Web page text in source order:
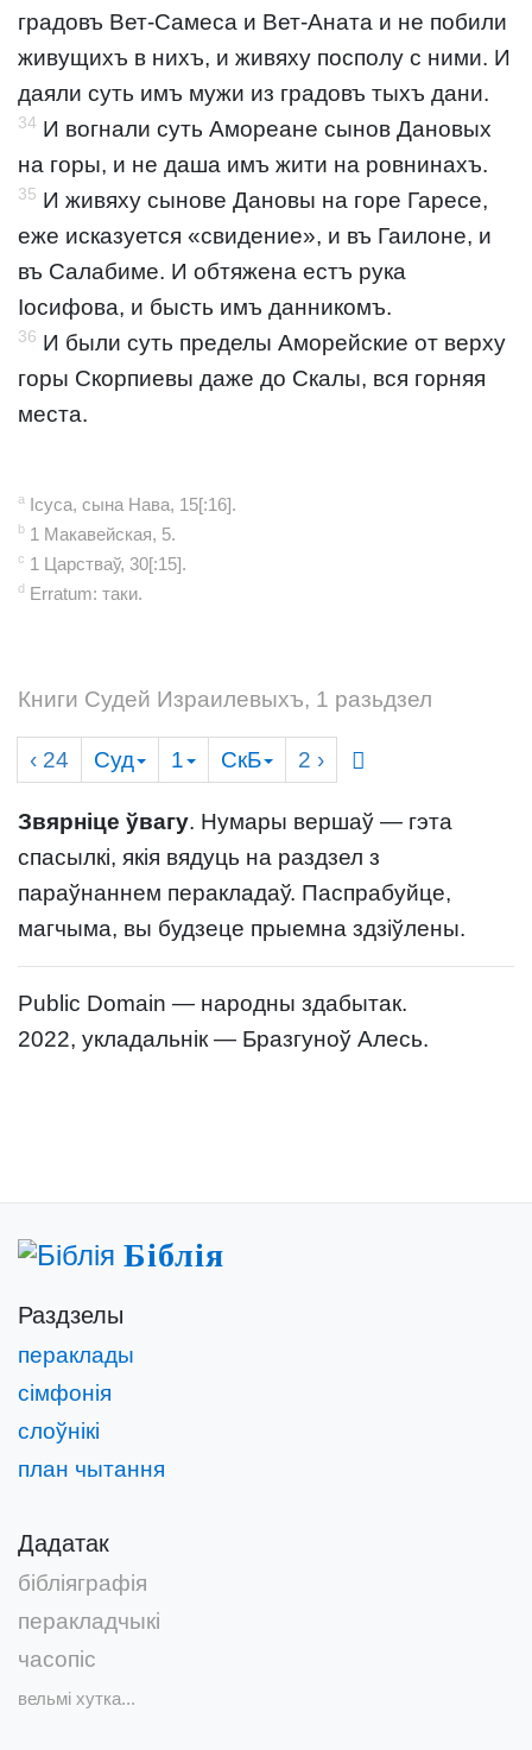
градовъ Вет-Самеса и Вет-Аната и не побили
живущихъ в нихъ, и живяху посполу с ними. И
даяли суть имъ мужи из градовъ тыхъ дани.
34 И вогнали суть Амореане сынов Дановых
на горы, и не даша имъ жити на ровнинахъ.
35 И живяху сынове Дановы на горе Гаресе,
еже исказуется «свидение», и въ Гаилоне, и
въ Салабиме. И обтяжена естъ рука
Іосифова, и бысть имъ данникомъ.
36 И были суть пределы Аморейские от верху
горы Скорпиевы даже до Скалы, вся горняя
места.
a Ісуса, сына Нава, 15[:16].
b 1 Макавейская, 5.
c 1 Царстваў, 30[:15].
d Erratum: таки.
Книги Судей Израилевыхъ, 1 разьдзел
‹ 24 Суд 1 СкБ 2 ›
Звярніце ўвагу. Нумары вершаў — гэта
спасылкі, якія вядуць на раздзел з
параўнаннем перакладаў. Паспрабуйце,
магчыма, вы будзеце прыемна здзіўлены.
Public Domain — народны здабытак.
2022, укладальнік — Бразгуноў Алесь.
Біблія
Раздзелы
пераклады
сімфонія
слоўнікі
план чытання
Дадатак
бібліяграфія
перакладчыкі
часопіс
вельмі хутка...